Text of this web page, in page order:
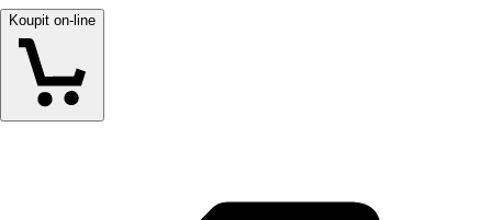
Koupit on-line